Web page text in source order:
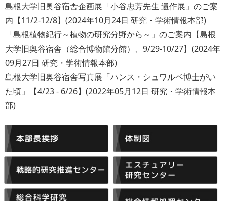
島根大学旧奥谷宿舎企画展「小谷忠芳先生 遺作展」のご案
内【11/2-12/8】 (2024年10月24日 研究・学術情報本部)
「島根植物紀行～植物の研究分野から～」のご案内【島根
大学旧奥谷宿舎（総合博物館分館）、9/29-10/27】 (2024年
09月27日 研究・学術情報本部)
島根大学旧奥谷宿舎写真展「ハンス・シュワルベ博士がい
た頃」【4/23 - 6/26】 (2022年05月12日 研究・学術情報本
部)